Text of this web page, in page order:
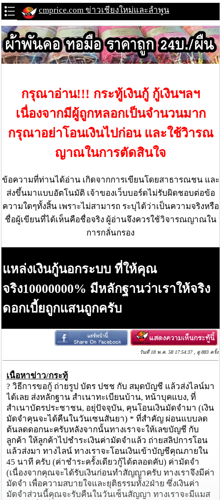
cmprice.com ข่าวเชียงใหม่และลำพูน
กรุณาอ่าน!!! กระทู้เงินกู้ กู้เงินฯลฯ
เนื่องจากมีผู้ถูกหลอกเป็นจำนวนมาก
กรุณาอย่าโอนเงินไปก่อน และใช้วิารณ
ญาณในการตัดสินใจ
ข้อความที่ท่านได้อ่าน เกิดจากการเขียนโดยสาธารณชน และ
ส่งขึ้นมาแบบอัตโนมัติ เจ้าของเว็บบอร์ดไม่รับผิดชอบต่อข้อ
ความใดๆทั้งสิ้น เพราะไม่สามารถ ระบุได้ว่าเป็นความจริงหรือ
ชื่อผู้เขียนที่ได้เห็นคือชื่อจริง ผู้อ่านจึงควรใช้วิจารณญาณใน
การกลั่นกรอง
แหล่งเงินกู้นอกระบบ​ ที่ให้คุณ
จริง10000000​% มีหลักฐานว่าเราให้จริง​
ดอกเบี้ยถูก​แสน​ถูก​ครับ
วันที่ 18 พ.ค. 58 17:54:37 , ดู 883 ครั้ง
เนื้อหาข่าว/กระทู้
? วิธีการขอกู้ ถ่ายรูป บัตร ปชช กับ สมุดบัญชี แล้วส่งไลน์มา
ได้เลย ส่งหลักฐาน สำเนาทะเบียนบ้าน, หน้าบุคแบง, ที่
สำเนาบัตรประชาชน, อยุ่ปัจจุบัน, คุนโอนเงินมัดจำมา (เงิน
มัดจำคุนจะได้คืนในวันเซนสันยา) * ที่สำคัญ​ ผ่อนแบบลด​
ต้น​ลด​ดอก​นะ​ครับ​ หลังจากนั้นทางเราจะให้เลขบัญชี กับ
ลูกค้า ให้ลูกค้าไปชำระเงินค่ามัดจำแล้ว ถ่ายสลิปการโอน
แล้วส่งมา ทางไลน์ ทางเราจะโอนเงินเข้า​บั​ญชีคุณภายใน​
45 นาที​ ครับ (ค่าชำระครั้งเดียวกู้ได้ตลอดคับ) ค่ามัดจำ​
(เนื่องจากคุณจะได้รับเงินก่อน​ทำสัญญา​ครับ​ ทางเราจึงมีค่า
มัดจำ​ เพื่อความสบายใจ​และยุติธรรมทั้ง2ฝ่าย ซึ่งเงินค่า
มัดจำส่วนนี้คุณจะรับคืนในวันเซ็นสัญญา​ ทางเราจะมีแมส​